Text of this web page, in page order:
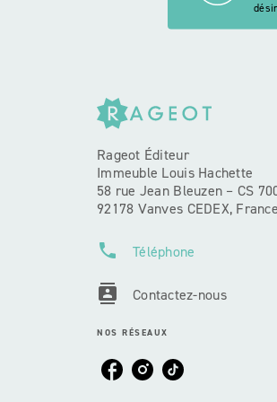
Rageot Éditeur
Immeuble Louis Hachette
58 rue Jean Bleuzen – CS
92178 Vanves CEDEX, France
phone Téléphone
contacts Contactez-nous
NOS RÉSEAUX